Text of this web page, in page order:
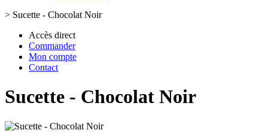
> Sucette - Chocolat Noir
Accès direct
Commander
Mon compte
Contact
Sucette - Chocolat Noir